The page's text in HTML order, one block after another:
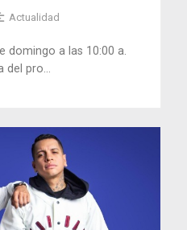
Actualidad
domingo a las 10:00 a.
pro...